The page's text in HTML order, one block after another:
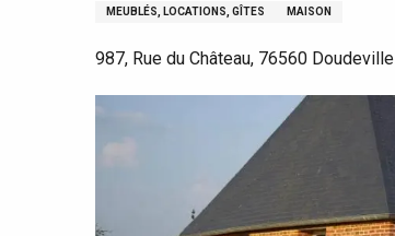
Tout l'agenda
Lieux branchés
Meilleurs brunch
Séjours en bord de
MEUBLÉS, LOCATIONS, GÎTES MAISON
987, Rue du Château, 76560 Doudeville